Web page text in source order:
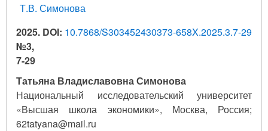
Т.В. Симонова
DOI: 10.7868/S303452430373-658X.2025.3.7-29
2025.
№3,
7-29
Татьяна Владиславовна Симонова
Национальный исследовательский университет
«Высшая школа экономики», Москва, Россия;
62tatyana@mail.ru